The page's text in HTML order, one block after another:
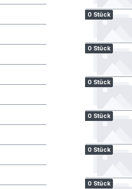
0 Stück
0 Stück
0 Stück
0 Stück
0 Stück
0 Stück